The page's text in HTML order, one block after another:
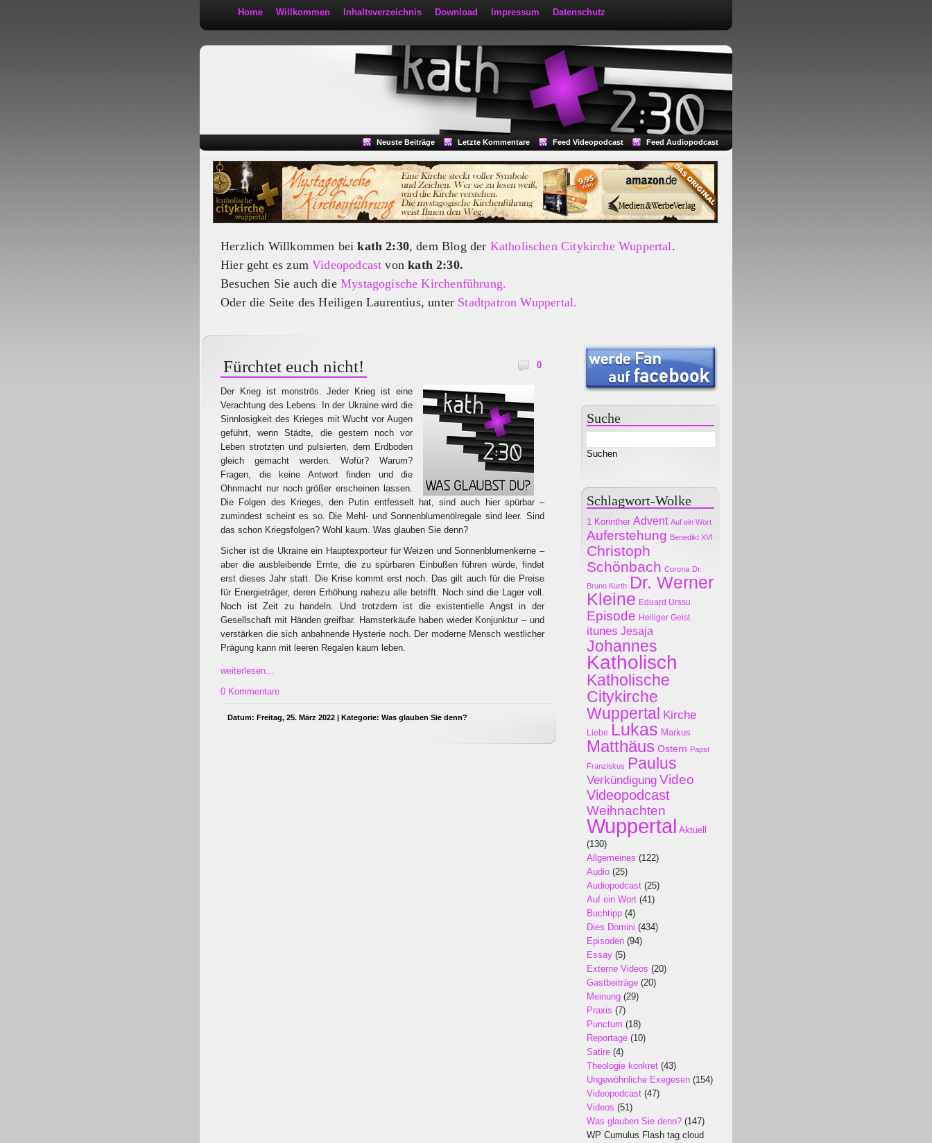
Home Willkommen Inhaltsverzeichnis Download Impressum Datenschutz
Neuste Beiträge Letzte Kommentare Feed Videopodcast Feed Audiopodcast
Herzlich Willkommen beikath 2:30, dem Blog der Katholischen Citykirche Wuppertal.
Hier geht es zumVideopodcast vonkath 2:30.
Besuchen Sie auch die Mystagogische Kirchenführung.
Oder die Seite des Heiligen Laurentius, unter Stadtpatron Wuppertal.
Fürchtet euch nicht! 0
Der Krieg ist monströs. Jeder Krieg ist eine
Verachtung des Lebens. In der Ukraine wird die
Sinnlosigkeit des Krieges mit Wucht vor Augen
geführt, wenn Städte, die gestern noch vor
Leben strotzten und pulsierten, dem Erdboden
gleich gemacht werden. Wofür? Warum?
Fragen, die keine Antwort finden und die
Ohnmacht nur noch größer erscheinen lassen.
Die Folgen des Krieges, den Putin entfesselt hat, sind auch hier spürbar –
zumindest scheint es so. Die Mehl- und Sonnenblumenölregale sind leer. Sind
das schon Kriegsfolgen? Wohl kaum. Was glauben Sie denn?
Sicher ist die Ukraine ein Hauptexporteur für Weizen und Sonnenblumenkerne –
aber die ausbleibende Ernte, die zu spürbaren Einbußen führen würde, findet
erst dieses Jahr statt. Die Krise kommt erst noch. Das gilt auch für die Preise
für Energieträger, deren Erhöhung nahezu alle betrifft. Noch sind die Lager voll.
Noch ist Zeit zu handeln. Und trotzdem ist die existentielle Angst in der
Gesellschaft mit Händen greifbar. Hamsterkäufe haben wieder Konjunktur – und
verstärken die sich anbahnende Hysterie noch. Der moderne Mensch westlicher
Prägung kann mit leeren Regalen kaum leben.
weiterlesen...
0 Kommentare
Datum: Freitag, 25. März 2022 | Kategorie: Was glauben Sie denn?
Suche
Schlagwort-Wolke
1 Korinther Advent Auf ein Wort
Auferstehung Benedikt XVI
Christoph
Schönbach Corona Dr.
Bruno Kurth Dr. Werner
Kleine Eduard Urssu
Episode Heiliger Geist
itunes Jesaja
Johannes
Katholisch
Katholische
Citykirche
Wuppertal Kirche
Liebe Lukas Markus
Matthäus Ostern Papst
Franziskus Paulus
Verkündigung Video
Videopodcast
Weihnachten
Wuppertal Aktuell
(130)
Allgemeines (122)
Audio (25)
Audiopodcast (25)
Auf ein Wort (41)
Buchtipp (4)
Dies Domini (434)
Episoden (94)
Essay (5)
Externe Videos (20)
Gastbeiträge (20)
Meinung (29)
Praxis (7)
Punctum (18)
Reportage (10)
Satire (4)
Theologie konkret (43)
Ungewöhnliche Exegesen (154)
Videopodcast (47)
Videos (51)
Was glauben Sie denn? (147)
WP Cumulus Flash tag cloud